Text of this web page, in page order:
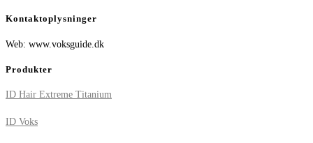
Kontaktoplysninger
Web: www.voksguide.dk
Produkter
ID Hair Extreme Titanium
ID Voks